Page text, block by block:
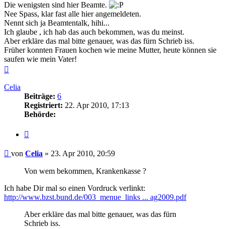
Die wenigsten sind hier Beamte.
Nee Spass, klar fast alle hier angemeldeten.
Nennt sich ja Beamtentalk, hihi...
Ich glaube , ich hab das auch bekommen, was du meinst.
Aber erkläre das mal bitte genauer, was das fürn Schrieb iss.
Früher konnten Frauen kochen wie meine Mutter, heute können sie
saufen wie mein Vater!
Celia
Beiträge: 6
Registriert: 22. Apr 2010, 17:13
Behörde:
Beitrag
von Celia » 23. Apr 2010, 20:59
Von wem bekommen, Krankenkasse ?
Ich habe Dir mal so einen Vordruck verlinkt:
http://www.bzst.bund.de/003_menue_links ... ag2009.pdf
Aber erkläre das mal bitte genauer, was das fürn
Schrieb iss.